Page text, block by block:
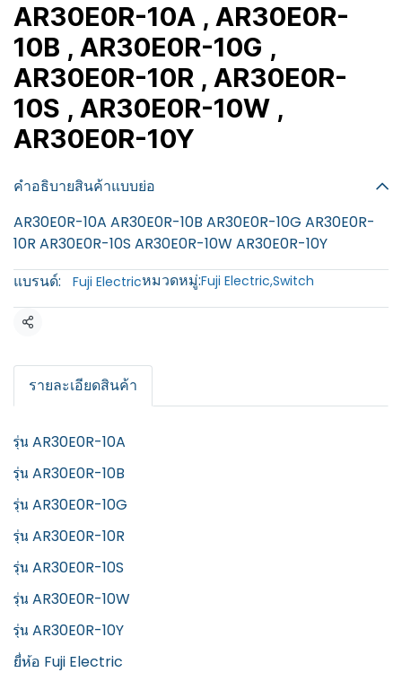
AR30E0R-10A , AR30E0R-
10B , AR30E0R-10G ,
AR30E0R-10R , AR30E0R-
10S , AR30E0R-10W ,
AR30E0R-10Y
คำอธิบายสินค้าแบบย่อ
AR30E0R-10A AR30E0R-10B AR30E0R-10G AR30E0R-
10R AR30E0R-10S AR30E0R-10W AR30E0R-10Y
แบรนด์:
Fuji Electricหมวดหมู่:Fuji Electric,Switch
แชร์
รายละเอียดสินค้า
รุ่น AR30E0R-10A
รุ่น AR30E0R-10B
รุ่น AR30E0R-10G
รุ่น AR30E0R-10R
รุ่น AR30E0R-10S
รุ่น AR30E0R-10W
รุ่น AR30E0R-10Y
ยี่ห้อ Fuji Electric